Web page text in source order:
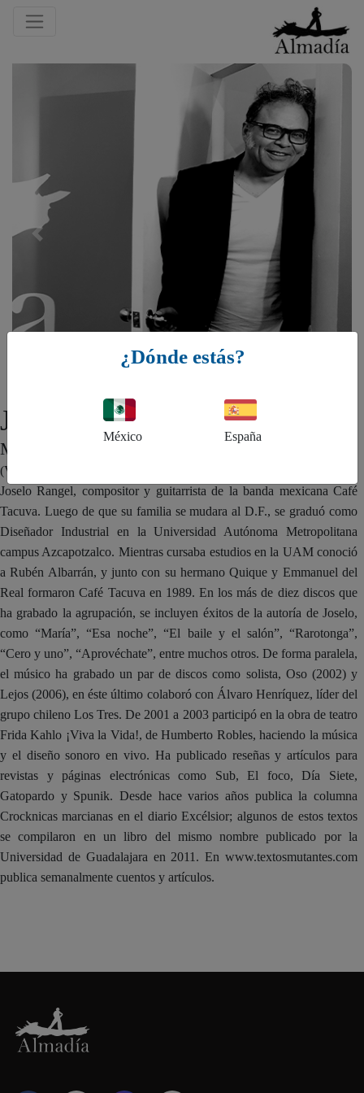
Previous
Joselo Rangel
MÉXICO
(Veracruz, 1967). José Alfredo Rangel Arroyo, mejor conocido como
Joselo Rangel, compositor y guitarrista de la banda mexicana Café
Tacuva. Luego de que su familia se mudara al D.F., se graduó como
Diseñador Industrial en la Universidad Autónoma Metropolitana
campus Azcapotzalco. Mientras cursaba estudios en la UAM conoció
a Rubén Albarrán, y junto con su hermano Quique y Emmanuel del
Real formaron Café Tacuva en 1989. En los más de diez discos que
ha grabado la agrupación, se incluyen éxitos de la autoría de Joselo,
como “María”, “Esa noche”, “El baile y el salón”, “Rarotonga”,
“Cero y uno”, “Aprovéchate”, entre muchos otros. De forma paralela,
el músico ha grabado un par de discos como solista, Oso (2002) y
Lejos (2006), en éste último colaboró con Álvaro Henríquez, líder del
grupo chileno Los Tres. De 2001 a 2003 participó en la obra de teatro
Frida Kahlo ¡Viva la Vida!, de Humberto Robles, haciendo la música
y el diseño sonoro en vivo. Ha publicado reseñas y artículos para
revistas y páginas electrónicas como Sub, El foco, Día Siete,
Gatopardo y Spunik. Desde hace varios años publica la columna
Crocknicas marcianas en el diario Excélsior; algunos de estos textos
se compilaron en un libro del mismo nombre publicado por la
Universidad de Guadalajara en 2011. En www.textosmutantes.com
publica semanalmente cuentos y artículos.
¿Dónde estás?
México España